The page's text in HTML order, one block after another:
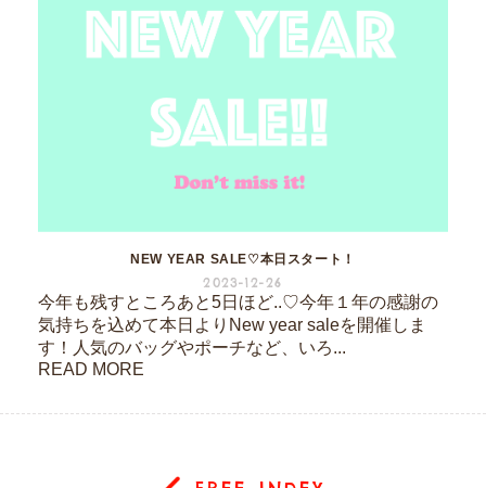
NEW YEAR SALE♡本日スタート！
2023-12-26
今年も残すところあと5日ほど..♡今年１年の感謝の
気持ちを込めて本日よりNew year saleを開催しま
す！人気のバッグやポーチなど、いろ...
READ MORE